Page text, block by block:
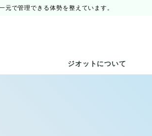
で管理できる体勢を整えています。
ジオットについて